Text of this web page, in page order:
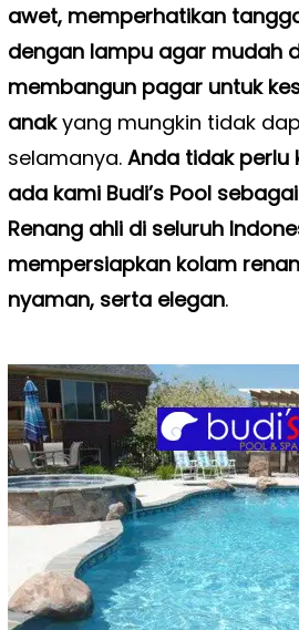
awet, memperhatikan
dengan lampu agar mudah
membangun pagar untuk
anakyang mungkin tidak
selamanya. Anda tidak perlu
ada kami Budi’s Pool
Renang ahli di seluruh
mempersiapkan kolam
nyaman, serta elegan.